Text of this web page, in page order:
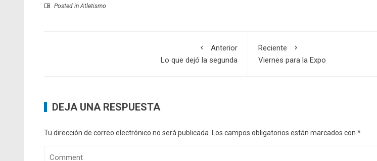
Posted in Atletismo
Anterior
Lo que dejó la segunda
Reciente
Viernes para la Expo
DEJA UNA RESPUESTA
Tu dirección de correo electrónico no será publicada. Los campos obligatorios están marcados con *